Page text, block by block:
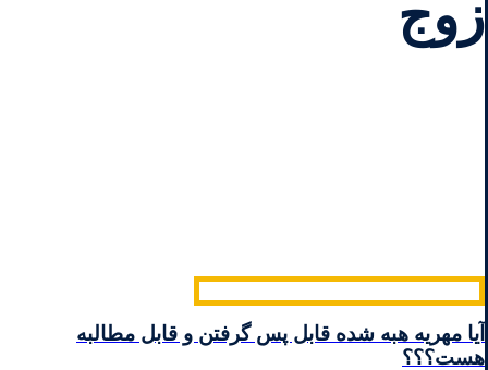
زوج
آیا مهریه هبه شده قابل پس گرفتن و قابل مطالبه
هست؟؟؟